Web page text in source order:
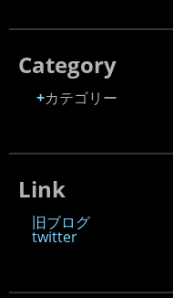
Category
カテゴリー
Link
旧ブログ
twitter